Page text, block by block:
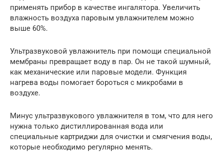
применять прибор в качестве ингалятора. Увеличить
влажность воздуха паровым увлажнителем можно
выше 60%.
Ультразвуковой увлажнитель при помощи специальной
мембраны превращает воду в пар. Он не такой шумный,
как механические или паровые модели. Функция
нагрева воды помогает бороться с микробами в
воздухе.
Минус ультразвукового увлажнителя в том, что для него
нужна только дистиллированная вода или
специальные картриджи для очистки и смягчения воды,
которые необходимо регулярно менять.